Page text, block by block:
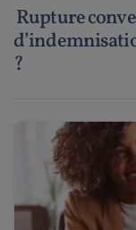
Rupture
?